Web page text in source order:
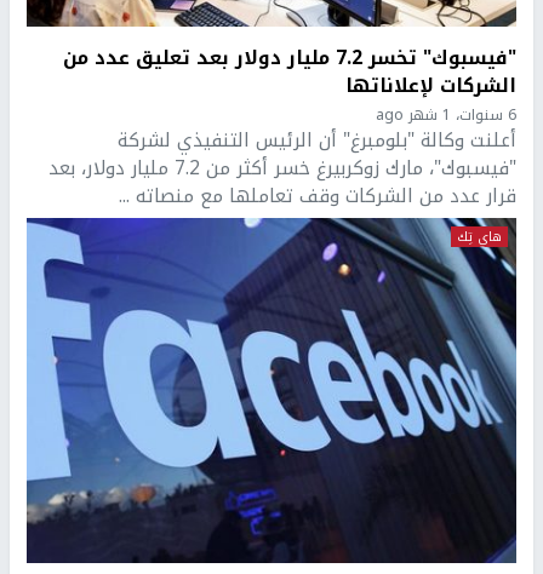
"فيسبوك" تخسر 7.2 مليار دولار بعد تعليق عدد من
الشركات لإعلاناتها
6 سنوات، 1 شهر ago
أعلنت وكالة "بلومبرغ" أن الرئيس التنفيذي لشركة
"فيسبوك"، مارك زوكربيرغ خسر أكثر من 7.2 مليار دولار، بعد
قرار عدد من الشركات وقف تعاملها مع منصاته ...
هاي تِك